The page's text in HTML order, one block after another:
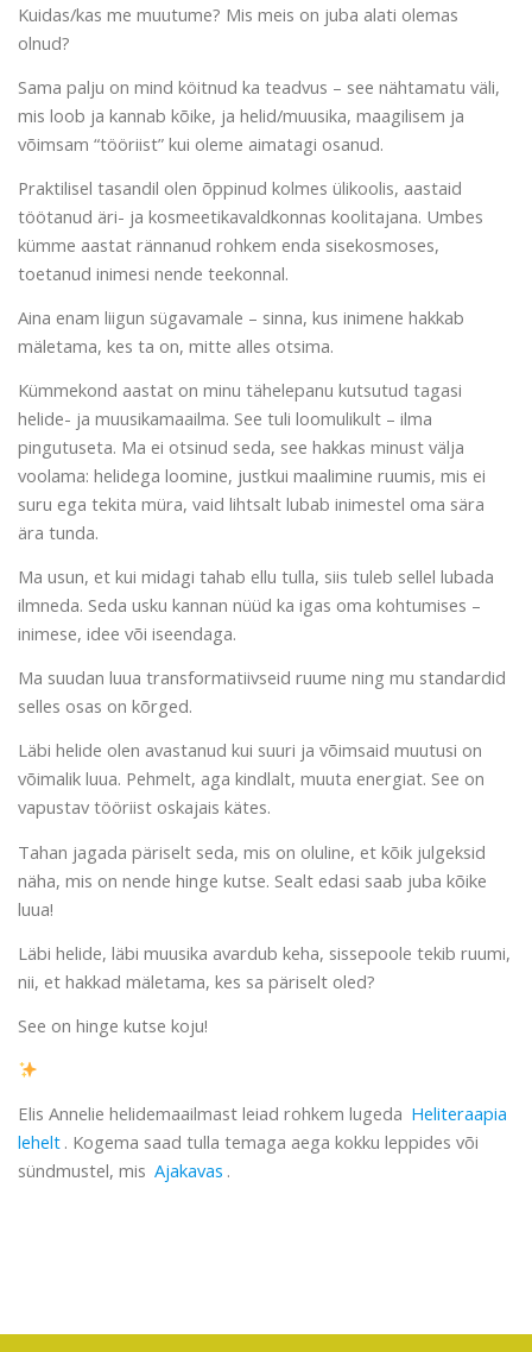
Kuidas/kas me muutume? Mis meis on juba alati olemas
olnud?
Sama palju on mind köitnud ka teadvus – see nähtamatu väli,
mis loob ja kannab kõike, ja helid/muusika, maagilisem ja
võimsam “tööriist” kui oleme aimatagi osanud.
Praktilisel tasandil olen õppinud kolmes ülikoolis, aastaid
töötanud äri- ja kosmeetikavaldkonnas koolitajana. Umbes
kümme aastat rännanud rohkem enda sisekosmoses,
toetanud inimesi nende teekonnal.
Aina enam liigun sügavamale – sinna, kus inimene hakkab
mäletama, kes ta on, mitte alles otsima.
Kümmekond aastat on minu tähelepanu kutsutud tagasi
helide- ja muusikamaailma. See tuli loomulikult – ilma
pingutuseta. Ma ei otsinud seda, see hakkas minust välja
voolama: helidega loomine, justkui maalimine ruumis, mis ei
suru ega tekita müra, vaid lihtsalt lubab inimestel oma sära
ära tunda.
Ma usun, et kui midagi tahab ellu tulla, siis tuleb sellel lubada
ilmneda. Seda usku kannan nüüd ka igas oma kohtumises –
inimese, idee või iseendaga.
Ma suudan luua transformatiivseid ruume ning mu standardid
selles osas on kõrged.
Läbi helide olen avastanud kui suuri ja võimsaid muutusi on
võimalik luua. Pehmelt, aga kindlalt, muuta energiat. See on
vapustav tööriist oskajais kätes.
Tahan jagada päriselt seda, mis on oluline, et kõik julgeksid
näha, mis on nende hinge kutse. Sealt edasi saab juba kõike
luua!
Läbi helide, läbi muusika avardub keha, sissepoole tekib ruumi,
nii, et hakkad mäletama, kes sa päriselt oled?
See on hinge kutse koju!
Elis Annelie helidemaailmast leiad rohkem lugeda Heliteraapia
lehelt . Kogema saad tulla temaga aega kokku leppides või
sündmustel, mis Ajakavas .